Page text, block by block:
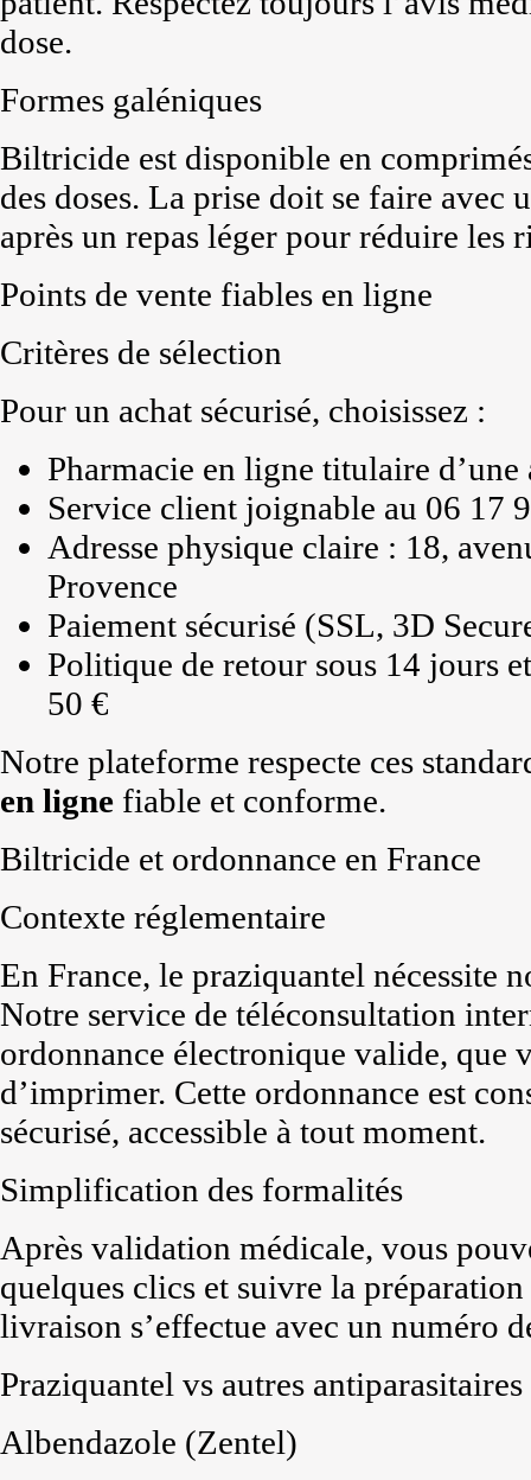
dose.
Formes galéniques
Biltricide est disponible en
des doses. La prise doit se faire avec
après un repas léger pour réduire les
Points de vente fiables en ligne
Critères de sélection
Pour un achat sécurisé, choisissez :
Pharmacie en ligne titulaire
Service client joignable au 06 17
Adresse physique claire : 18,
Provence
Paiement sécurisé (SSL, 3D
Politique de retour sous 14 jours
50 €
Notre plateforme respecte ces
en ligne fiable et conforme.
Biltricide et ordonnance en France
Contexte réglementaire
En France, le praziquantel nécessite
Notre service de téléconsultation
ordonnance électronique valide, que
d’imprimer. Cette ordonnance est
sécurisé, accessible à tout moment.
Simplification des formalités
Après validation médicale, vous
quelques clics et suivre la
livraison s’effectue avec un numéro
Praziquantel vs autres antiparasitaires
Albendazole (Zentel)